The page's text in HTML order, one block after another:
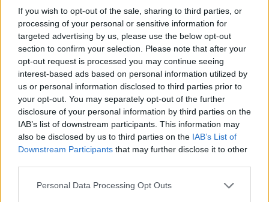
If you wish to opt-out of the sale, sharing to third parties, or
processing of your personal or sensitive information for
targeted advertising by us, please use the below opt-out
section to confirm your selection. Please note that after your
opt-out request is processed you may continue seeing
interest-based ads based on personal information utilized by
us or personal information disclosed to third parties prior to
your opt-out. You may separately opt-out of the further
disclosure of your personal information by third parties on the
IAB’s list of downstream participants. This information may
also be disclosed by us to third parties on the IAB’s List of
Downstream Participants that may further disclose it to other
Personal Data Processing Opt Outs
Jaučiams – greiti sprendimai
Trijų Zodiako ženklų jau
artimiausiomis dienomis laukia
triumfas visuose reikaluose
Šie Zodiako ženklai pagaliau
pasieks proveržį, kurio taip ilgai
laukė